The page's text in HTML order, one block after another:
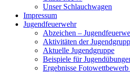
Unser Schlauchwagen
Impressum
Jugendfeuerwehr
Abzeichen –
Aktivitäten der
Aktuelle Jugendgruppe
Beispiele für
Ergebnisse